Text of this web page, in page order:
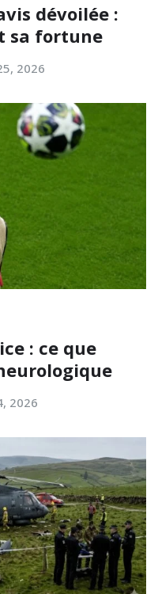
dévoilée :
sa fortune
2026
: ce que
2026